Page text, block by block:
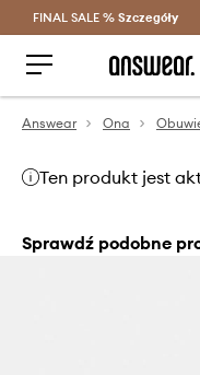
FINAL SALE % Szczegóły
Answear Ona
Ten produkt jest
Sprawdź podobne